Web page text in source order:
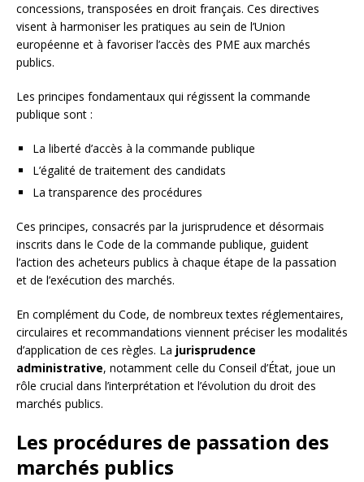
concessions, transposées en droit français. Ces directives
visent à harmoniser les pratiques au sein de l’Union
européenne et à favoriser l’accès des PME aux marchés
publics.
Les principes fondamentaux qui régissent la commande
publique sont :
La liberté d’accès à la commande publique
L’égalité de traitement des candidats
La transparence des procédures
Ces principes, consacrés par la jurisprudence et désormais
inscrits dans le Code de la commande publique, guident
l’action des acheteurs publics à chaque étape de la passation
et de l’exécution des marchés.
En complément du Code, de nombreux textes réglementaires,
circulaires et recommandations viennent préciser les modalités
d’application de ces règles. La jurisprudence
administrative, notamment celle du Conseil d’État, joue un
rôle crucial dans l’interprétation et l’évolution du droit des
marchés publics.
Les procédures de passation des
marchés publics